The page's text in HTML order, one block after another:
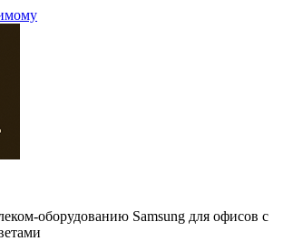
оборудованию Samsung для офисов с